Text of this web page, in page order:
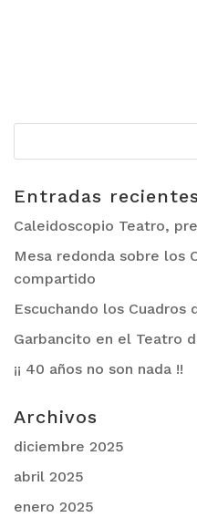
Entradas recientes
Caleidoscopio Teatro,
Mesa redonda sobre los
compartido
Escuchando los
Garbancito en el Teatro
¡¡ 40 años no son nada !!
Archivos
diciembre 2025
abril 2025
enero 2025